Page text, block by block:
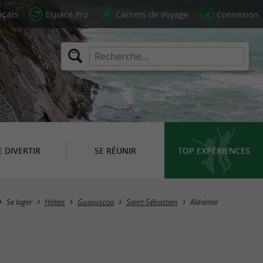
Espace Pro Carnets de Voyage Connexion
DIVERTIR SE RÉUNIR TOP EXPÉRIENCES
Se loger Hôtels Guipuscoa Saint-Sébastien Aldamar